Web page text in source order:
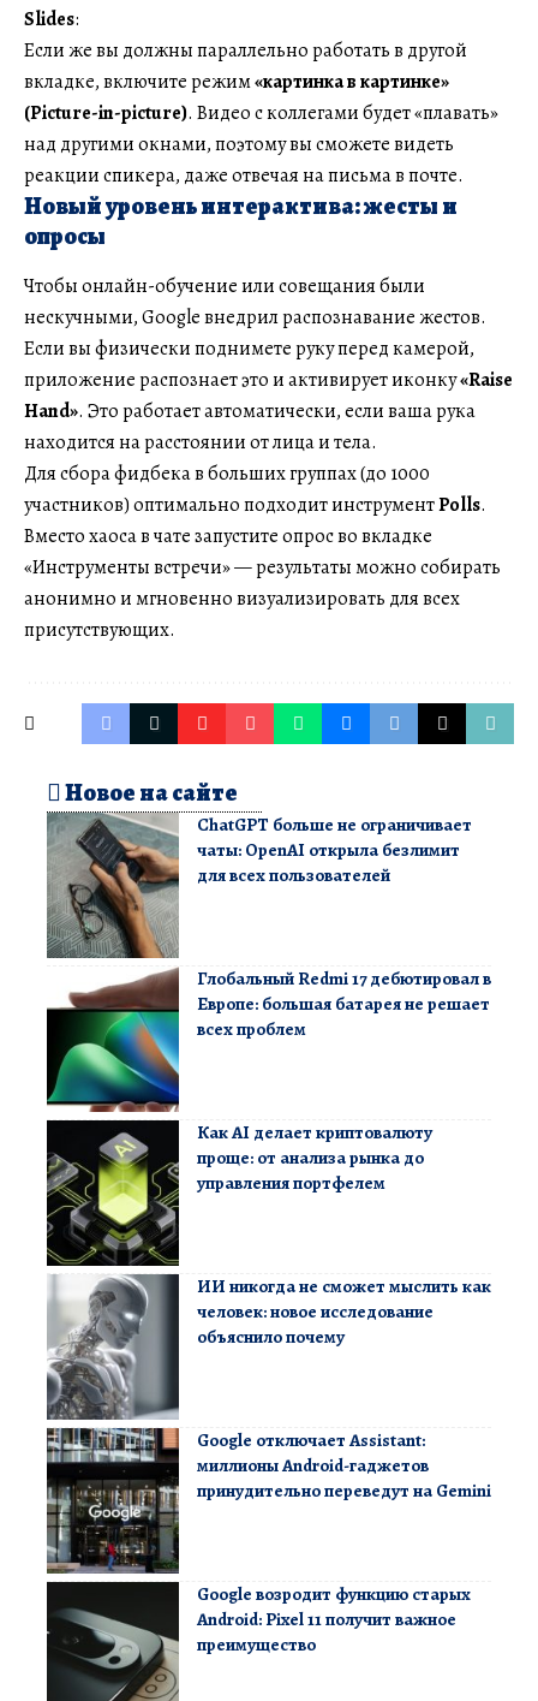
Slides:
Если же вы должны параллельно работать в другой
вкладке, включите режим«картинка в картинке»
(Picture-in-picture). Видео с коллегами будет «плавать»
над другими окнами, поэтому вы сможете видеть
реакции спикера, даже отвечая на письма в почте.
Новый уровень интерактива: жесты и
опросы
Чтобы онлайн-обучение или совещания были
нескучными, Google внедрил распознавание жестов.
Если вы физически поднимете руку перед камерой,
приложение распознает это и активирует иконку«Raise
Hand». Это работает автоматически, если ваша рука
находится на расстоянии от лица и тела.
Для сбора фидбека в больших группах (до 1000
участников) оптимально подходит инструментPolls.
Вместо хаоса в чате запустите опрос во вкладке
«Инструменты встречи» — результаты можно собирать
анонимно и мгновенно визуализировать для всех
присутствующих.
Новое на сайте
ChatGPT больше не ограничивает
чаты: OpenAI открыла безлимит
для всех пользователей
Глобальный Redmi 17 дебютировал в
Европе: большая батарея не решает
всех проблем
Как AI делает криптовалюту
проще: от анализа рынка до
управления портфелем
ИИ никогда не сможет мыслить как
человек: новое исследование
объяснило почему
Google отключает Assistant:
миллионы Android-гаджетов
принудительно переведут на Gemini
Google возродит функцию старых
Android: Pixel 11 получит важное
преимущество